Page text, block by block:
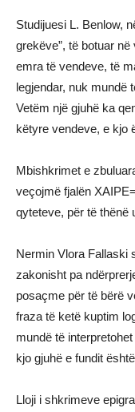
Studijuesi L. Benlow,
grekëve”, të botuar
emra të vendeve, të
legjendar, nuk mundë
Vetëm një gjuhë ka
këtyre vendeve, e kjo
Mbishkrimet e
veçojmë fjalën
qyteteve, për të thënë
Nermin Vlora Fallaski
zakonisht pa
posaçme për të bërë
fraza të ketë kuptim
mundë të
kjo gjuhë e fundit
Lloji i shkrimeve